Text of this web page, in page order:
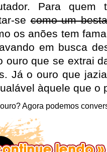
Para quem
secomo um
os anões tem
em busca
ouro que se extrai
Já o ouro que
àquele que o
Agora podemos